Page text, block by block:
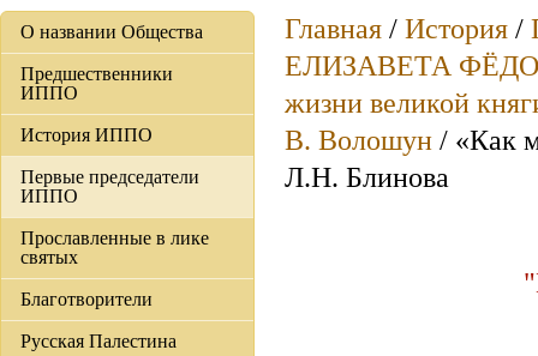
О названии Общества
Предшественники
ИППО
История ИППО
Первые председатели
ИППО
Прославленные в лике
святых
Благотворители
Русская Палестина
Главная / История /
ЕЛИЗАВЕТА
жизни великой
В. Волошун / «Как
Л.Н. Блинова